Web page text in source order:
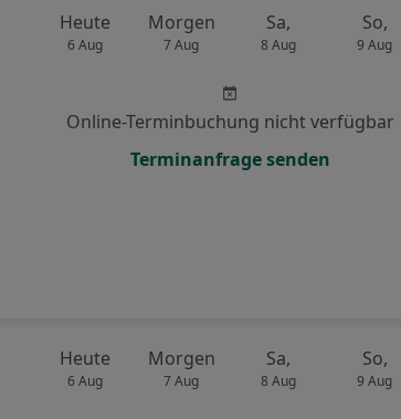
Heute
6 Aug
Morgen
7 Aug
Sa,
8 Aug
So,
9 Aug
Online-Terminbuchung nicht verfügbar
Terminanfrage senden
Heute
6 Aug
Morgen
7 Aug
Sa,
8 Aug
So,
9 Aug